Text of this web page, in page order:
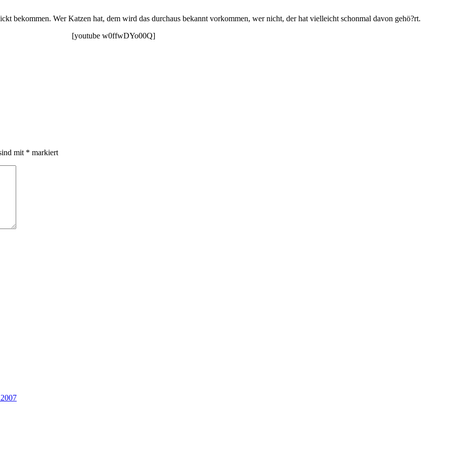
bekommen. Wer Katzen hat, dem wird das durchaus bekannt vorkommen, wer nicht, der hat vielleicht schonmal davon gehö?rt.
[youtube w0ffwDYo00Q]
mit * markiert